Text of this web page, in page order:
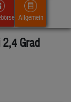
Allgemein
Grad